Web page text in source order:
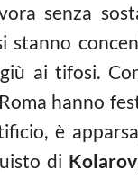
senza
stanno
ai tifosi.
hanno
è
di Kolarov